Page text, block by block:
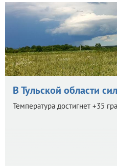
В Тульской области
Температура достигнет +35